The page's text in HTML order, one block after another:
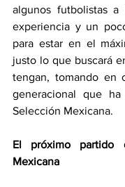
algunos futbolistas
experiencia y un
para estar en el
justo lo que buscará
tengan, tomando en
generacional que
Selección Mexicana.
El próximo partido
Mexicana